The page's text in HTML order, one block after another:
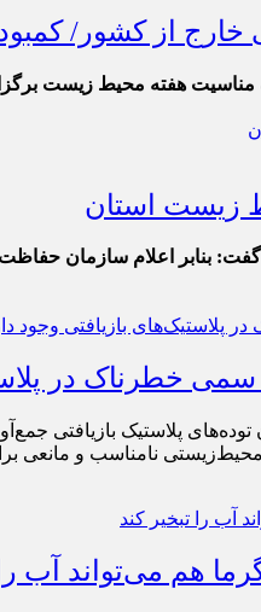
از کشور/
هفته محیط زیست
بنابر اعلام سازمان
محیط‌زیستی نامناسب و مانعی
هم می‌تواند آب را